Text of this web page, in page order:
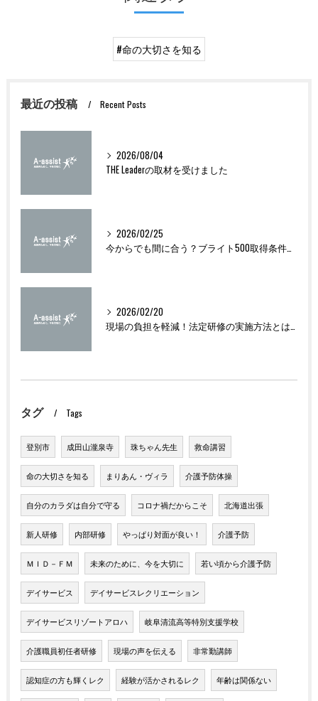
#命の大切さを知る
最近の投稿 Recent Posts
2026/08/04
THE Leaderの取材を受けました
2026/02/25
今からでも間に合う？ブライト500取得条件をわかりやすく解説
2026/02/20
タグ Tags
登別市 成田山瀧泉寺 珠ちゃん先生 救命講習
命の大切さを知る まりあん・ヴィラ 介護予防体操
自分のカラダは自分で守る コロナ禍だからこそ 北海道出張
新人研修 内部研修 やっぱり対面が良い！ 介護予防
ＭＩＤ－ＦＭ 未来のために、今を大切に 若い頃から介護予防
デイサービス デイサービスレクリエーション
デイサービスリゾートアロハ 岐阜清流高等特別支援学校
介護職員初任者研修 現場の声を伝える 非常勤講師
認知症の方も輝くレク 経験が活かされるレク 年齢は関係ない